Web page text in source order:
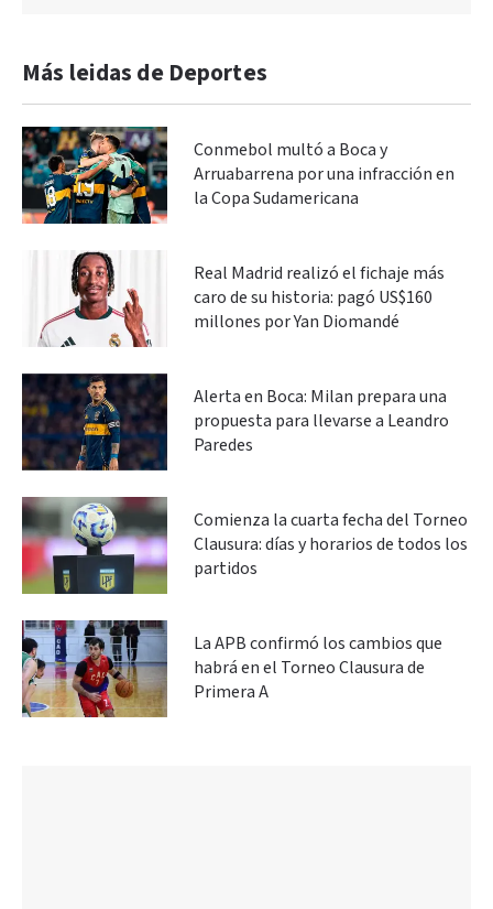
Más leidas de Deportes
Conmebol multó a Boca y
Arruabarrena por una infracción en
la Copa Sudamericana
Real Madrid realizó el fichaje más
caro de su historia: pagó US$160
millones por Yan Diomandé
Alerta en Boca: Milan prepara una
propuesta para llevarse a Leandro
Paredes
Comienza la cuarta fecha del Torneo
Clausura: días y horarios de todos los
partidos
La APB confirmó los cambios que
habrá en el Torneo Clausura de
Primera A